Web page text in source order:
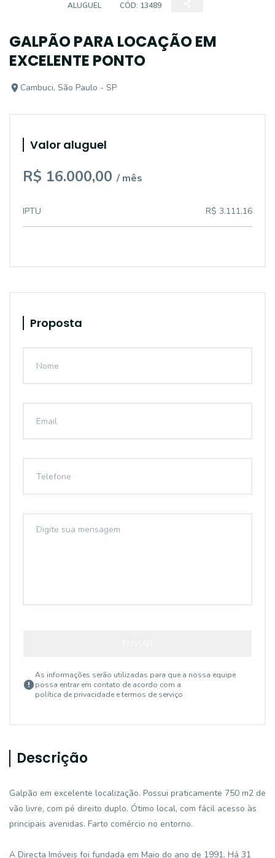
ALUGUEL CÓD: 13489
GALPÃO PARA LOCAÇÃO EM
EXCELENTE PONTO
Cambuci, São Paulo - SP
Valor aluguel
R$ 16.000,00 / mês
IPTU R$ 3.111,16
Proposta
As informações serão utilizadas para que a nossa equipe
possa entrar em contato de acordo com a
política de privacidade e termos de serviço
Descrição
Galpão em excelente localização. Possui praticamente 750 m2 de
vão livre, com pé direito duplo. Ótimo local, com fácil acesso às
principais avenidas. Farto comércio no entorno.
A Directa Imóveis foi fundada em Maio do ano de 1991. Há 31